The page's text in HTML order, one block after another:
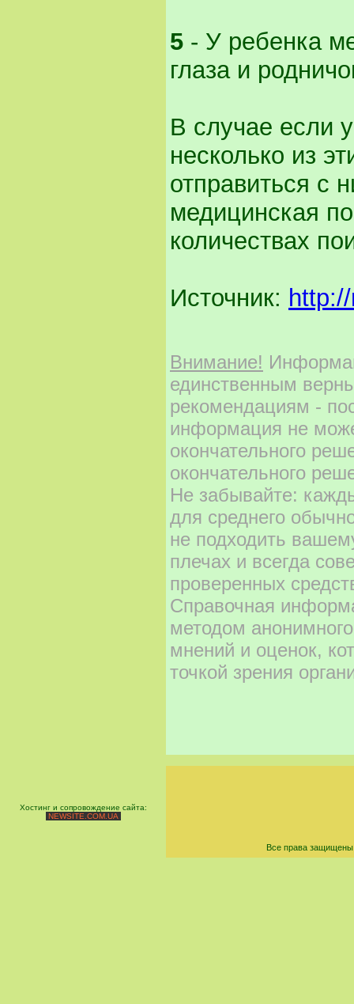
5 - У ребенка
глаза и
В случае если
несколько из
отправиться с
медицинская
количествах
Источник:
Внимание!
единственным
рекомендациям -
информация не
окончательного
окончательного
Не забывайте:
для среднего
не подходить
плечах и всегда
проверенных
Справочная
методом
мнений и оценок,
точкой зрения
Хостинг и сопровождение сайта:
NEWSITE.COM.UA
Все права